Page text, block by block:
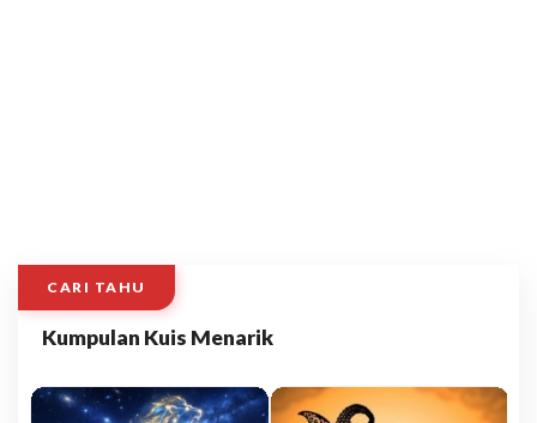
CARI TAHU
Kumpulan Kuis Menarik